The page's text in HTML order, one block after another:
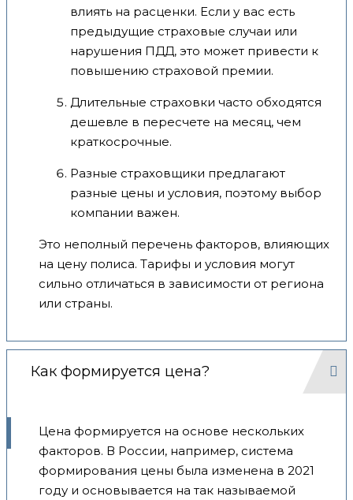
влиять на расценки. Если у вас есть
предыдущие страховые случаи или
нарушения ПДД, это может привести к
повышению страховой премии.
Длительные страховки часто обходятся
дешевле в пересчете на месяц, чем
краткосрочные.
Разные страховщики предлагают
разные цены и условия, поэтому выбор
компании важен.
Это неполный перечень факторов, влияющих
на цену полиса. Тарифы и условия могут
сильно отличаться в зависимости от региона
или страны.
Как формируется цена?
Цена формируется на основе нескольких
факторов. В России, например, система
формирования цены была изменена в 2021
году и основывается на так называемой